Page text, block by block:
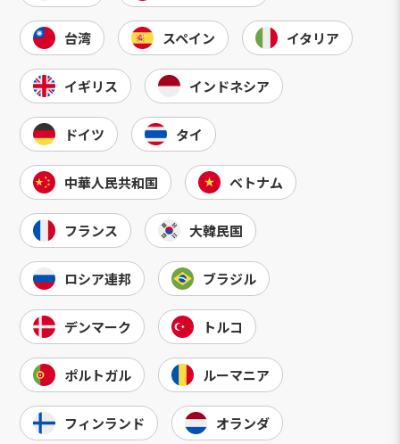
台湾 スペイン イタリア
イギリス インドネシア
ドイツ タイ
中華人民共和国 ベトナム
フランス 大韓民国
ロシア連邦 ブラジル
デンマーク トルコ
ポルトガル ルーマニア
フィンランド オランダ